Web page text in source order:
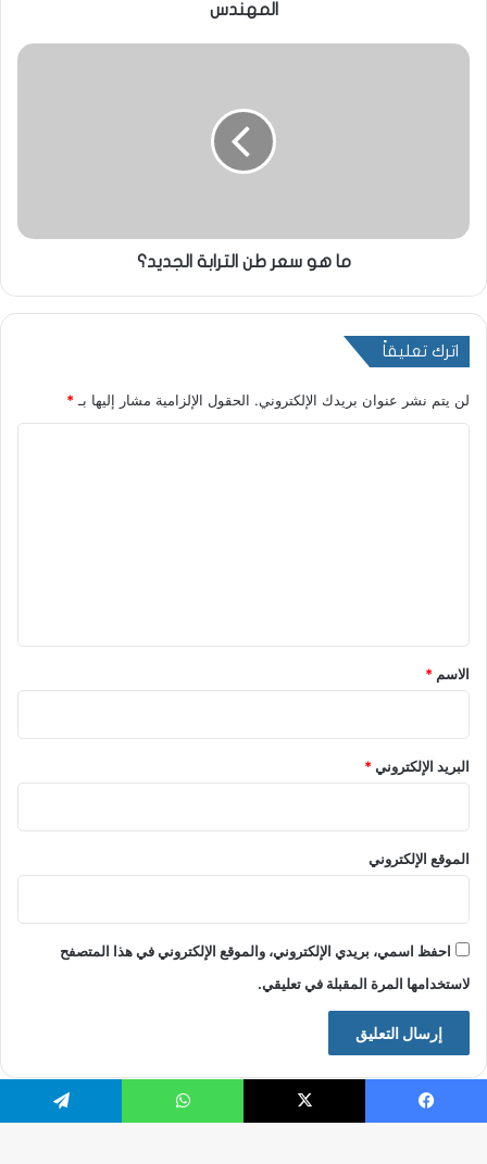
المهندس
ما هو سعر طن الترابة الجديد؟
اترك تعليقاً
لن يتم نشر عنوان بريدك الإلكتروني. الحقول الإلزامية مشار إليها بـ*
*
الاسم *
البريد الإلكتروني*
الموقع الإلكتروني
احفظ اسمي، بريدي الإلكتروني، والموقع الإلكتروني في هذا المتصفح
لاستخدامها المرة المقبلة في تعليقي.
فيسبوك X واتساب تيلقرام